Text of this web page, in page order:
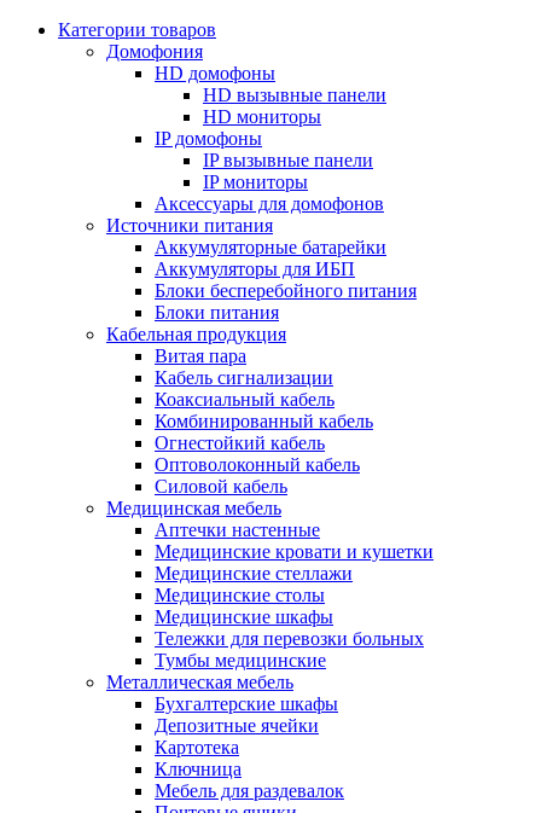
Категории товаров
Домофония
HD домофоны
HD вызывные панели
HD мониторы
IP домофоны
IP вызывные панели
IP мониторы
Аксессуары для домофонов
Источники питания
Аккумуляторные батарейки
Аккумуляторы для ИБП
Блоки бесперебойного питания
Блоки питания
Кабельная продукция
Витая пара
Кабель сигнализации
Коаксиальный кабель
Комбинированный кабель
Огнестойкий кабель
Оптоволоконный кабель
Силовой кабель
Медицинская мебель
Аптечки настенные
Медицинские кровати и кушетки
Медицинские стеллажи
Медицинские столы
Медицинские шкафы
Тележки для перевозки больных
Тумбы медицинские
Металлическая мебель
Бухгалтерские шкафы
Депозитные ячейки
Картотека
Ключница
Мебель для раздевалок